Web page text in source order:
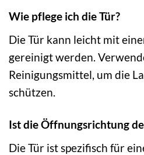
Wie pflege ich die Tür?
Die Tür kann leicht mit
gereinigt werden.
Reinigungsmittel, um die
schützen.
Ist die Öffnungsrichtung
Die Tür ist spezifisch für